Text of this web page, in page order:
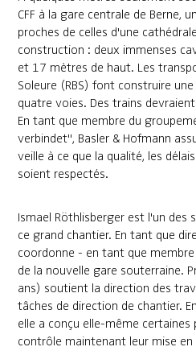
CFF à la gare centrale de Berne,
proches de celles d'une
construction : deux immenses
et 17 mètres de haut. Les
Soleure (RBS) font construire
quatre voies. Des trains
En tant que membre du
verbindet", Basler & Hofmann
veille à ce que la qualité, les
soient respectés.
Ismael Röthlisberger est l'un des
ce grand chantier. En tant que
coordonne - en tant que
de la nouvelle gare souterraine.
ans) soutient la direction des
tâches de direction de chantier.
elle a conçu elle-même certaines
contrôle maintenant leur mise